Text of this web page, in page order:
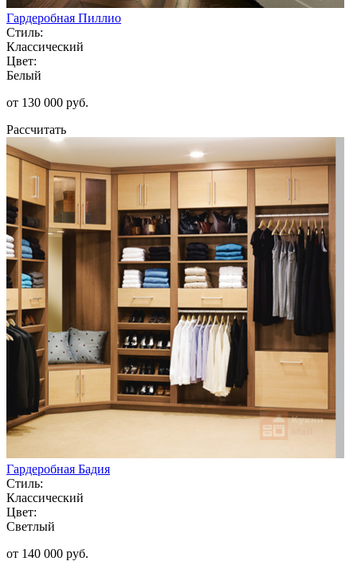
Гардеробная Пиллио
Стиль:
Классический
Цвет:
Белый
от 130 000 руб.
Рассчитать
Гардеробная Бадия
Стиль:
Классический
Цвет:
Светлый
от 140 000 руб.